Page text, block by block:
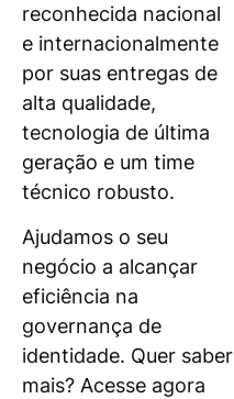
reconhecida nacional
e internacionalmente
por suas entregas de
alta qualidade,
tecnologia de última
geração e um time
técnico robusto.
Ajudamos o seu
negócio a alcançar
eficiência na
governança de
identidade. Quer saber
mais? Acesse agora